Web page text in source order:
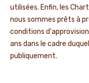
utilisées. Enfin, les
nous sommes prêts à
conditions
ans dans le cadre
publiquement.